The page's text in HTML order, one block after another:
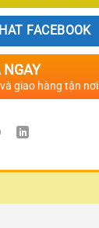
FACEBOOK
giao hàng tận nơi